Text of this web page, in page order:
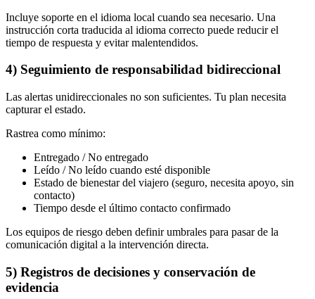
Incluye soporte en el idioma local cuando sea necesario. Una
instrucción corta traducida al idioma correcto puede reducir el
tiempo de respuesta y evitar malentendidos.
4) Seguimiento de responsabilidad bidireccional
Las alertas unidireccionales no son suficientes. Tu plan necesita
capturar el estado.
Rastrea como mínimo:
Entregado / No entregado
Leído / No leído cuando esté disponible
Estado de bienestar del viajero (seguro, necesita apoyo, sin
contacto)
Tiempo desde el último contacto confirmado
Los equipos de riesgo deben definir umbrales para pasar de la
comunicación digital a la intervención directa.
5) Registros de decisiones y conservación de
evidencia